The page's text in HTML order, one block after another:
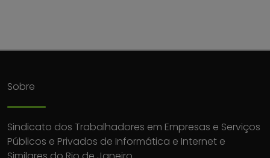
Sobre
Sindicato dos Trabalhadores em Empresas e Serviços
Públicos e Privados de Informática e Internet e